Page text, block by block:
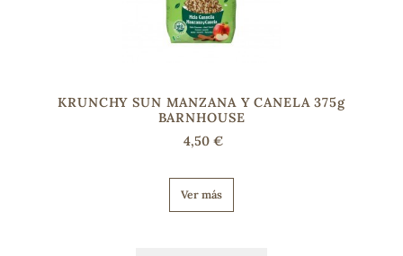
KRUNCHY SUN MANZANA Y CANELA 375g
BARNHOUSE
4,50 €
Ver más